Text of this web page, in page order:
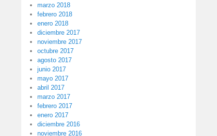
marzo 2018
febrero 2018
enero 2018
diciembre 2017
noviembre 2017
octubre 2017
agosto 2017
junio 2017
mayo 2017
abril 2017
marzo 2017
febrero 2017
enero 2017
diciembre 2016
noviembre 2016